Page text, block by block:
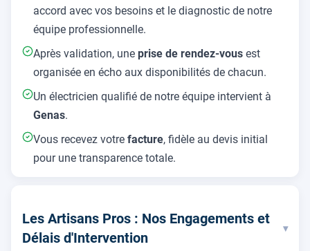
accord avec vos besoins et le diagnostic de notre
équipe professionnelle.
Après validation, une prise de rendez-vous est
organisée en écho aux disponibilités de chacun.
Un électricien qualifié de notre équipe intervient à
Genas.
Vous recevez votre facture, fidèle au devis initial
pour une transparence totale.
Les Artisans Pros : Nos Engagements et
Délais d'Intervention
▾